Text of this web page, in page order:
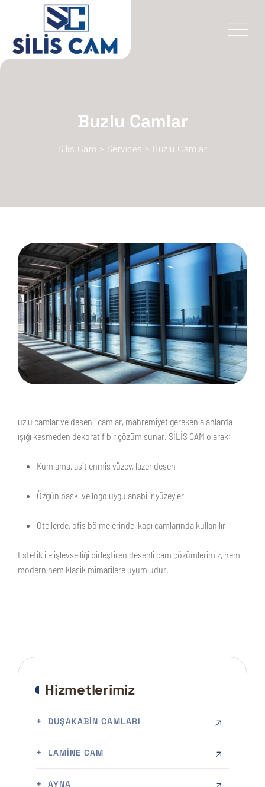
Buzlu Camlar
Silis Cam > Services > Buzlu Camlar
uzlu camlar ve desenli camlar, mahremiyet gereken alanlarda
ışığı kesmeden dekoratif bir çözüm sunar. SİLİS CAM olarak:
Kumlama, asitlenmiş yüzey, lazer desen
Özgün baskı ve logo uygulanabilir yüzeyler
Otellerde, ofis bölmelerinde, kapı camlarında kullanılır
Estetik ile işlevselliği birleştiren desenli cam çözümlerimiz, hem
modern hem klasik mimarilere uyumludur.
Hizmetlerimiz
DUŞAKABIN CAMLARI
LAMINE CAM
AYNA